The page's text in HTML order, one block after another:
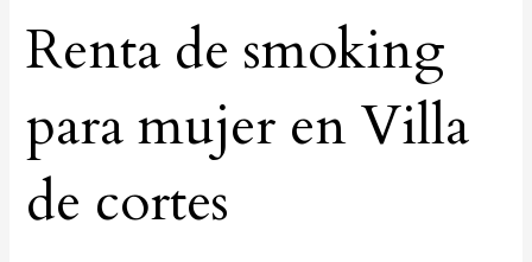
Renta de smoking
para mujer en Villa
de cortes